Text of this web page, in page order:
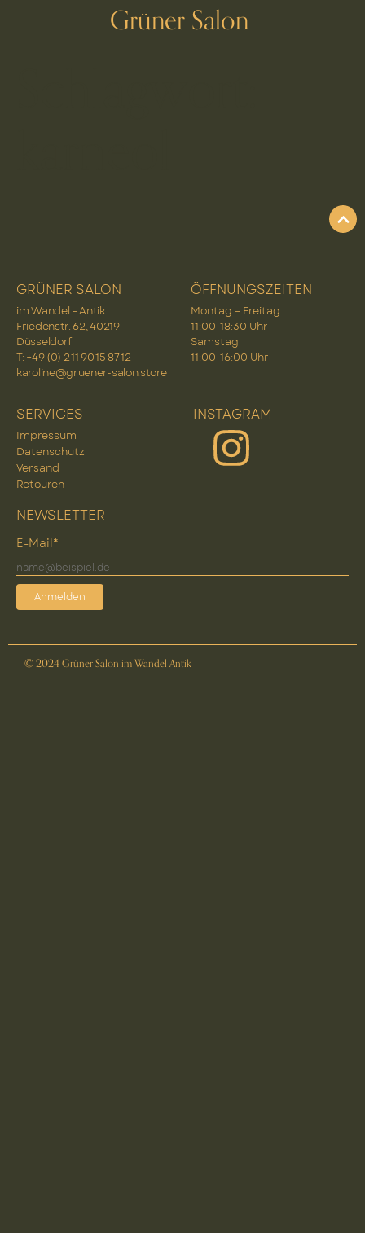
Grüner Salon
GRÜNER SALON
im Wandel – Antik
Friedenstr. 62, 40219
Düsseldorf
T: +49 (0) 2 11 90 15 87 12
karoline@gruener-salon.store
ÖFFNUNGSZEITEN
Montag – Freitag
11:00-18:30 Uhr
Samstag
11:00-16:00 Uhr
SERVICES
Impressum
Datenschutz
Versand
Retouren
INSTAGRAM
NEWSLETTER
E-Mail*
Anmelden
© 2024 Grüner Salon im Wandel Antik